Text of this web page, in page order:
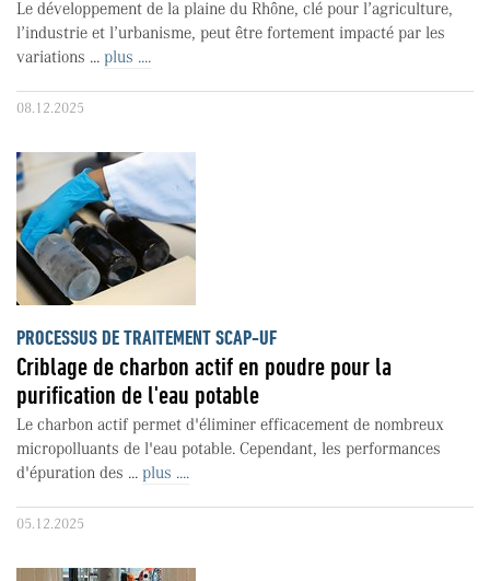
Le développement de la plaine du Rhône, clé pour l’agriculture,
l’industrie et l’urbanisme, peut être fortement impacté par les
variations ... plus ....
08.12.2025
PROCESSUS DE TRAITEMENT SCAP-UF
Criblage de charbon actif en poudre pour la
purification de l'eau potable
Le charbon actif permet d'éliminer efficacement de nombreux
micropolluants de l'eau potable. Cependant, les performances
d'épuration des ... plus ....
05.12.2025